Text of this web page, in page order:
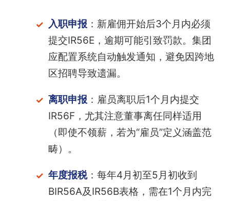
入职申报：新雇佣开始后3个月内必须
提交IR56E，逾期可能引致罚款。集团
应配置系统自动触发通知，避免因跨地
区招聘导致遗漏。
离职申报：雇员离职后1个月内提交
IR56F，尤其注意董事离任同样适用
（即使不领薪，若为“雇员”定义涵盖范
畴）。
年度报税：每年4月初至5月初收到
BIR56A及IR56B表格，需在1个月内完